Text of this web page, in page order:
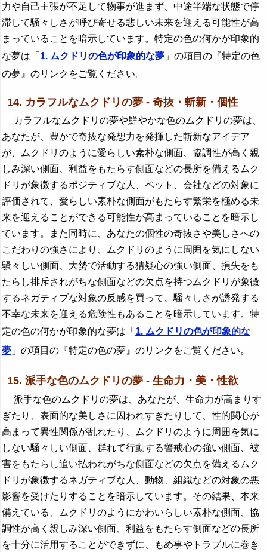
力や自己主張が不足して物事が進まず、中途半端な状態で停
滞して騒々しさが呼び寄せる悲しい未来を迎える可能性が高
まっていることを暗示しています。特定の色の何かが印象的
な夢は「 1. ムクドリの色が印象的な夢 」の項目の『特定の色
の夢』のリンクをご覧ください。
14. カラフルなムクドリの夢 - 奇抜・斬新・個性
カラフルなムクドリの夢や鮮やかな色のムクドリの夢は、
あなたが、豊かで奇抜な発想力を発揮した斬新なアイデア
が、ムクドリのように愛らしい素朴な側面、協調性が高く親
しみ深い側面、利益をもたらす側面などの長所を備えるムク
ドリが象徴するポジティブな人、ペット、会社などの対象に
評価されて、愛らしい素朴な側面がもたらす繁栄を極める未
来を迎えることができる可能性が高まっていることを暗示し
ています。また同時に、あなたの個性の奇抜さや美しさへの
こだわりの強さにより、ムクドリのように周囲を気にしない
騒々しい側面、大勢で活動する猜疑心の強い側面、損失をも
たらし排斥されがちな側面などの欠点を持つムクドリが象徴
するネガティブな対象の反感を買って、騒々しさが誘発する
不幸な未来を迎える危険性もあることを暗示しています。特
定の色の何かが印象的な夢は「 1. ムクドリの色が印象的な
夢 」の項目の『特定の色の夢』のリンクをご覧ください。
15. 派手な色のムクドリの夢 - 生命力・美・性欲
派手な色のムクドリの夢は、あなたが、生命力が高まりす
ぎたり、表面的な美しさに囚われすぎたりして、性的関心が
高まって異性関係が乱れたり、ムクドリのように周囲を気に
しない騒々しい側面、群れて行動する警戒心の強い側面、被
害をもたらし追い払われがちな側面などの欠点を備えるムク
ドリが象徴するネガティブな人、動物、組織などの対象の悪
影響を受けたりすることを暗示しています。その結果、本来
備えている、ムクドリのようにかわいらしい素朴な側面、協
調性が高く親しみ深い側面、利益をもたらす側面などの長所
を十分に活用することができずに、もめ事やトラブルに巻き